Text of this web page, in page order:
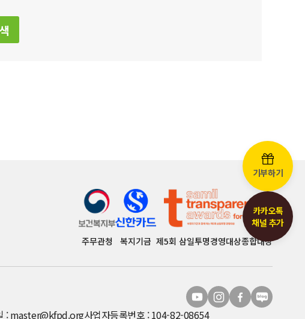
기부하기
카카오톡
채널 추가
주무관청 복지기금 제5회 삼일투명경영대상종합대상
: master@kfpd.org사업자등록번호 : 104-82-08654